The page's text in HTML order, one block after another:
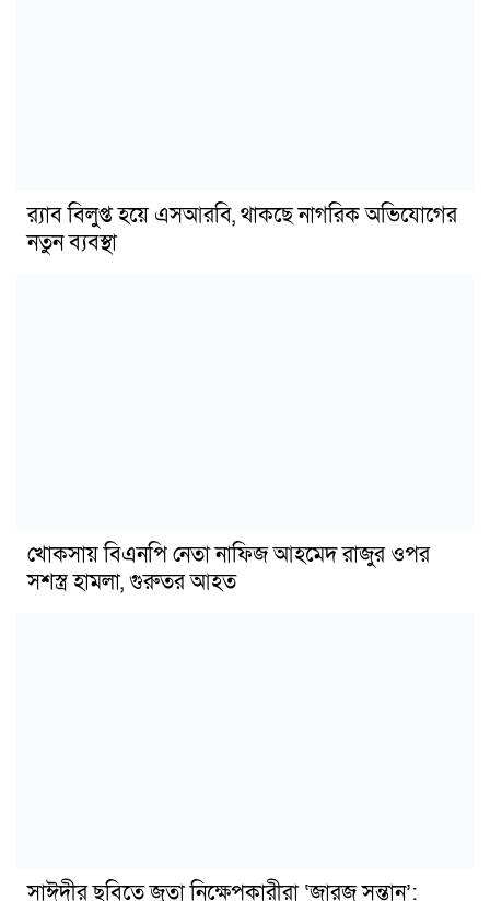
র‍্যাব বিলুপ্ত হয়ে এসআরবি, থাকছে নাগরিক অভিযোগের
নতুন ব্যবস্থা
খোকসায় বিএনপি নেতা নাফিজ আহমেদ রাজুর ওপর
সশস্ত্র হামলা, গুরুতর আহত
সাঈদীর ছবিতে জুতা নিক্ষেপকারীরা ‘জারজ সন্তান’: